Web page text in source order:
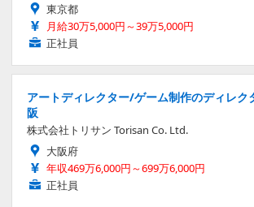
東京都
月給30万5,000円～39万5,000円
正社員
アートディレクター/ゲーム制作のディレク
阪
株式会社トリサン Torisan Co. Ltd.
大阪府
年収469万6,000円～699万6,000円
正社員